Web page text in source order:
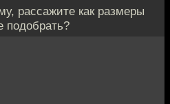
рассажите как размеры
подобрать?